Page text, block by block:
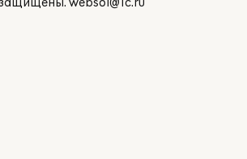
защищены. websol@1c.ru